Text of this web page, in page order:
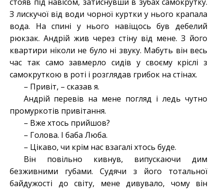
стояв під навісом, затиснувши в зубах самокрутку.
З лискучої від води чорної куртки у нього крапала
вода. На спині у нього навіщось був дебелий
рюкзак. Андрій жив через стіну від мене. З його
квартири ніколи не було ні звуку. Мабуть він весь
час так само завмерло сидів у своєму кріслі з
самокруткою в роті і розглядав грибок на стінах.
– Привіт, – сказав я.
Андрій перевів на мене погляд і ледь чутно
промуркотів привітання.
– Вже хтось прийшов?
– Голова. І баба Люба.
– Цікаво, чи крім нас взагалі хтось буде.
Він повільно кивнув, випускаючи дим
безживними губами. Судячи з його тотальної
байдужості до світу, мене дивувало, чому він